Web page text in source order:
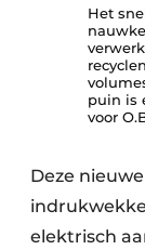
Papierafval
Het
puin is
voor
Deze
elektrisch